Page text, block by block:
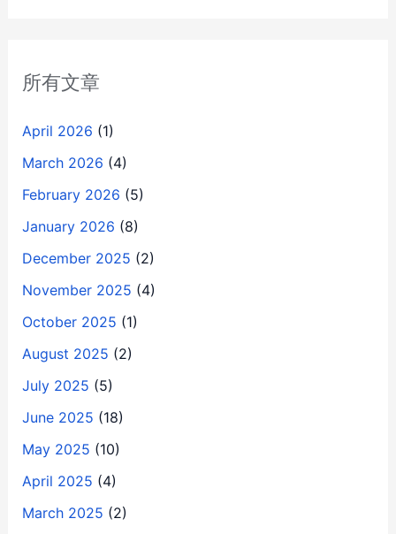
所有文章
April 2026 (1)
March 2026 (4)
February 2026 (5)
January 2026 (8)
December 2025 (2)
November 2025 (4)
October 2025 (1)
August 2025 (2)
July 2025 (5)
June 2025 (18)
May 2025 (10)
April 2025 (4)
March 2025 (2)